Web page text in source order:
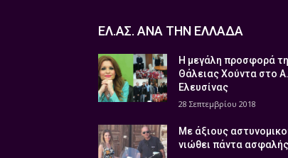
ΕΛ.ΑΣ. ΑΝΑ ΤΗΝ ΕΛΛΑΔΑ
Η μεγάλη προσφορά
Θάλειας Χούντα στο
Ελευσίνας
28 Σεπτεμβρίου 2018
Με άξιους
νιώθει πάντα ασφαλής